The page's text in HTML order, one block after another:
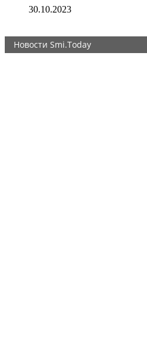
30.10.2023